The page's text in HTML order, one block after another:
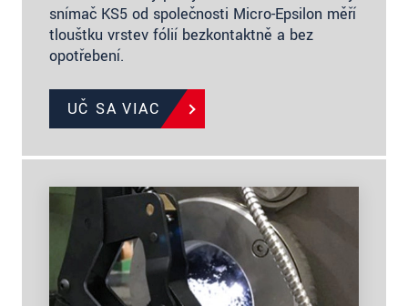
snímač KS5 od společnosti Micro-Epsilon měří
tloušťku vrstev fólií bezkontaktně a bez
opotřebení.
UČ SA VIAC